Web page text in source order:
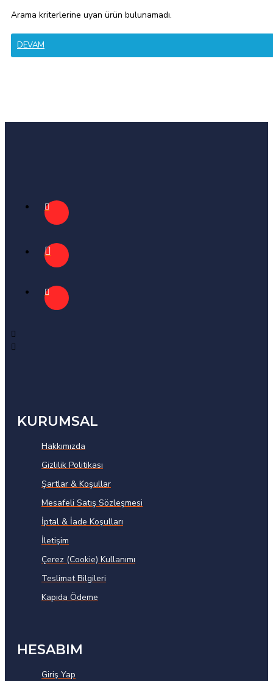
Arama kriterlerine uyan ürün bulunamadı.
DEVAM
KURUMSAL
Hakkımızda
Gizlilik Politikası
Şartlar & Koşullar
Mesafeli Satış Sözleşmesi
İptal & İade Koşulları
İletişim
Çerez (Cookie) Kullanımı
Teslimat Bilgileri
Kapıda Ödeme
HESABIM
Giriş Yap